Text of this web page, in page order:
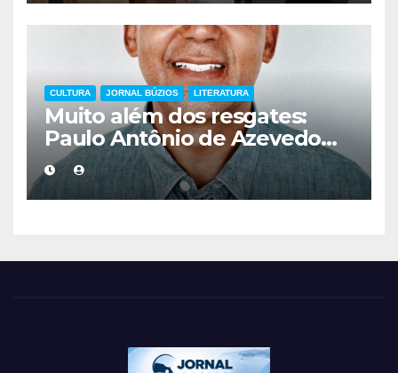
CULTURA JORNAL BÚZIOS LITERATURA
Muito além dos resgates:
Paulo Antônio de Azevedo
eterniza a coragem, a
humanidade e a missão dos
guarda-vidas na literatura